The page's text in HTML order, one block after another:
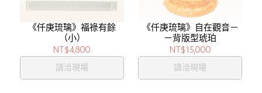
《仟庚琉璃》福祿有餘
（小）
NT$4,800
請洽現場
《仟庚琉璃》自在觀音－
－背版型琥珀
NT$15,000
請洽現場